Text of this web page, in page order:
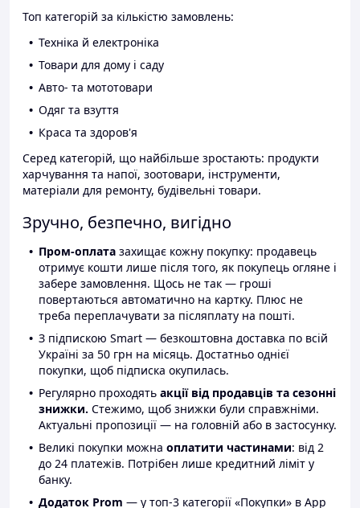
Топ категорій за кількістю замовлень:
Техніка й електроніка
Товари для дому і саду
Авто- та мототовари
Одяг та взуття
Краса та здоров'я
Серед категорій, що найбільше зростають: продукти
харчування та напої, зоотовари, інструменти,
матеріали для ремонту, будівельні товари.
Зручно, безпечно, вигідно
Пром-оплата захищає кожну покупку: продавець
отримує кошти лише після того, як покупець огляне і
забере замовлення. Щось не так — гроші
повертаються автоматично на картку. Плюс не
треба переплачувати за післяплату на пошті.
З підпискою Smart — безкоштовна доставка по всій
Україні за 50 грн на місяць. Достатньо однієї
покупки, щоб підписка окупилась.
Регулярно проходять акції від продавців та сезонні
знижки. Стежимо, щоб знижки були справжніми.
Актуальні пропозиції — на головній або в застосунку.
Великі покупки можна оплатити частинами: від 2
до 24 платежів. Потрібен лише кредитний ліміт у
банку.
Додаток Prom — у топ-3 категорії «Покупки» в App